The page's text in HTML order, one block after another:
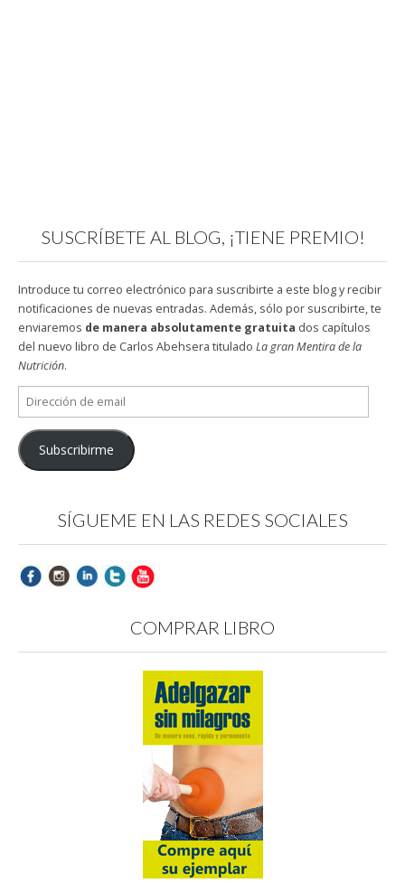
SUSCRÍBETE AL BLOG, ¡TIENE PREMIO!
Introduce tu correo electrónico para suscribirte a este blog y recibir
notificaciones de nuevas entradas. Además, sólo por suscribirte, te
enviaremos de manera absolutamente gratuita dos capítulos
del nuevo libro de Carlos Abehsera titulado La gran Mentira de la
Nutrición.
Dirección
de
email
Subscribirme
SÍGUEME EN LAS REDES SOCIALES
COMPRAR LIBRO